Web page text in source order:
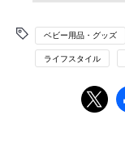
ベビー用品・グッズ
ライフスタイル